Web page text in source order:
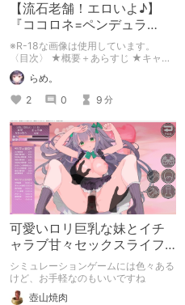
【流石老舗！エロいよ♪】
『ココロネ=ペンデュラ
ム！』紹介感想⇒こんな人
にオススメ！
※R-18な画像は使用しています。
〈目次〉 ★概要＋あらすじ ★キャラ
クター＋各ルートについて ★プレイ
したからわかる！こんな人にオスス
メ！！ ★おわりに……
らめ。
2
0 9 分
可愛いロリ巨乳な妹とイチ
ャラブ甘々セックスライフ
ができるお手軽ゲー最高～
シミュレーションゲームには色々ある
けど、お手軽なのもいいですね
壺山焼肉